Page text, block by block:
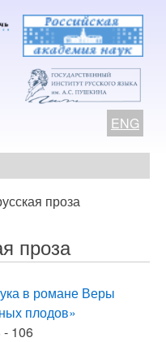
ENG
проза
проза
в романе Веры
плодов»
- 106